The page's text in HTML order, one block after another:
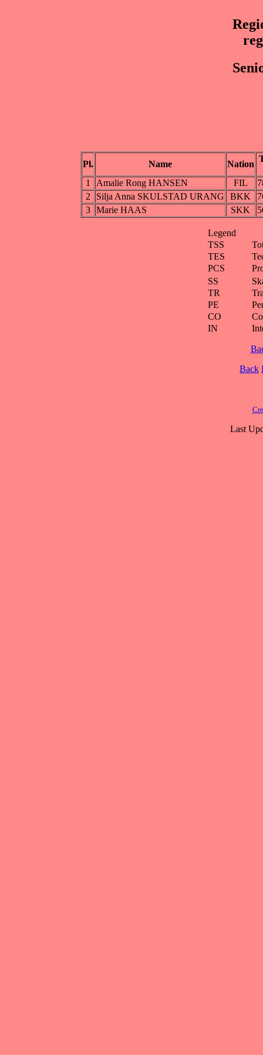
Pl. Name Nation
1 Amalie Rong HANSEN FIL
2
Silja Anna SKULSTAD URANG BKK
3
Marie HAAS SKK
Legend
TSS
TES
PCS
SS
TR
PE
CO
IN
Back
Last